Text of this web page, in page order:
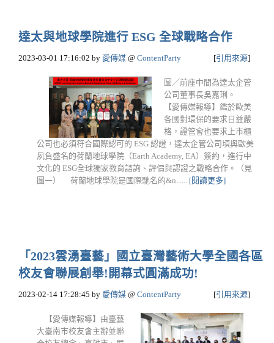
達太與地球學院進行 ESG 全球戰略合作
2023-03-01 17:16:02 by 愛傳媒 @ ContentParty [引用來源]
圖／前座中間為達太企管
公司董事長吳嘉琍。
【愛傳媒報導】鑑於歐美
各國對環保的要求日益嚴
格，證管會也要求上市櫃
公司也必須符合國際認可的 ESG 認證，達太企管公司頃與歐美
夙負盛名的荷蘭地球學院（Earth Academy, EA）簽約，進行中
文化的 ESG全球獨家教育諮詢、評價與認證之戰略合作。（見
圖一） 荷蘭地球學院是國際馳名的&n...... [閱讀更多]
「2023雲湧臺藝」國立臺灣藝術大學全國各區
校友會聯展創舉!開幕式圓滿成功!
2023-02-14 17:28:45 by 愛傳媒 @ ContentParty [引用來源]
【愛傳媒報導】由臺藝
大臺南市校友會主辦並聯